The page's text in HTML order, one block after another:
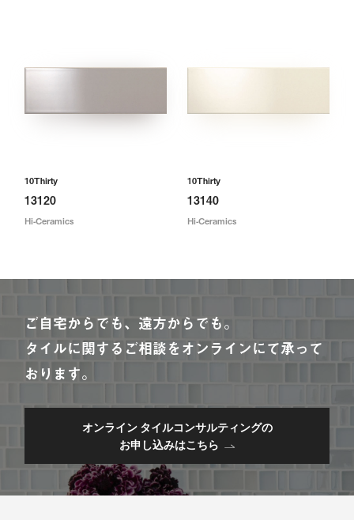
10Thirty
13120
Hi-Ceramics
10Thirty
13140
Hi-Ceramics
ご自宅からでも、遠方からでも。
タイルに関するご相談をオンラインにて承って
おります。
オンライン タイルコンサルティングの
お申し込みはこちら